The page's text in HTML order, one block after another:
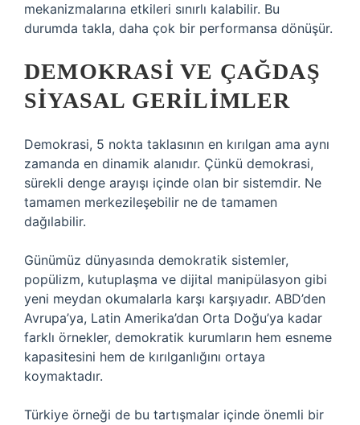
mekanizmalarına etkileri sınırlı kalabilir. Bu
durumda takla, daha çok bir performansa dönüşür.
DEMOKRASI VE ÇAĞDAŞ
SIYASAL GERILIMLER
Demokrasi, 5 nokta taklasının en kırılgan ama aynı
zamanda en dinamik alanıdır. Çünkü demokrasi,
sürekli denge arayışı içinde olan bir sistemdir. Ne
tamamen merkezileşebilir ne de tamamen
dağılabilir.
Günümüz dünyasında demokratik sistemler,
popülizm, kutuplaşma ve dijital manipülasyon gibi
yeni meydan okumalarla karşı karşıyadır. ABD’den
Avrupa’ya, Latin Amerika’dan Orta Doğu’ya kadar
farklı örnekler, demokratik kurumların hem esneme
kapasitesini hem de kırılganlığını ortaya
koymaktadır.
Türkiye örneği de bu tartışmalar içinde önemli bir